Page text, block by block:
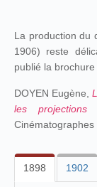
La production du
1906) reste
publié la
DOYEN Eugène,
les projections
Cinématographes
1898 1902